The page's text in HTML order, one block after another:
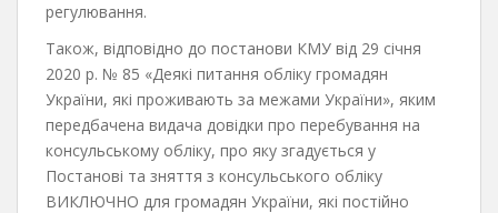
регулювання.
Також, відповідно до постанови КМУ від 29 січня
2020 р. № 85 «Деякі питання обліку громадян
України, які проживають за межами України», яким
передбачена видача довідки про перебування на
консульському обліку, про яку згадується у
Постанові та зняття з консульського обліку
ВИКЛЮЧНО для громадян України, які постійно